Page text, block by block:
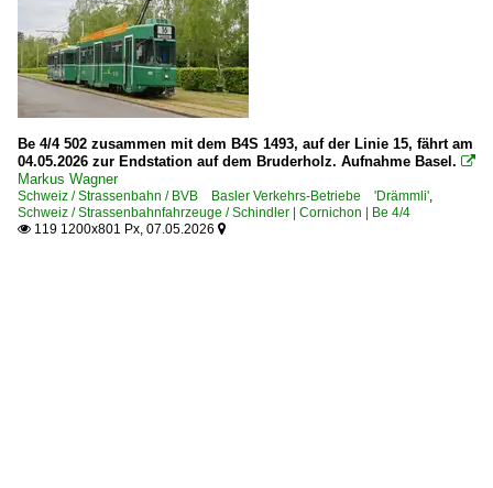
Be 4/4 502 zusammen mit dem B4S 1493, auf der Linie 15, fährt am
04.05.2026 zur Endstation auf dem Bruderholz. Aufnahme Basel. 
Markus Wagner
Schweiz / Strassenbahn / BVB Basler Verkehrs-Betriebe 'Drämmli',
Schweiz / Strassenbahnfahrzeuge / Schindler | Cornichon | Be 4/4
 119 1200x801 Px, 07.05.2026 